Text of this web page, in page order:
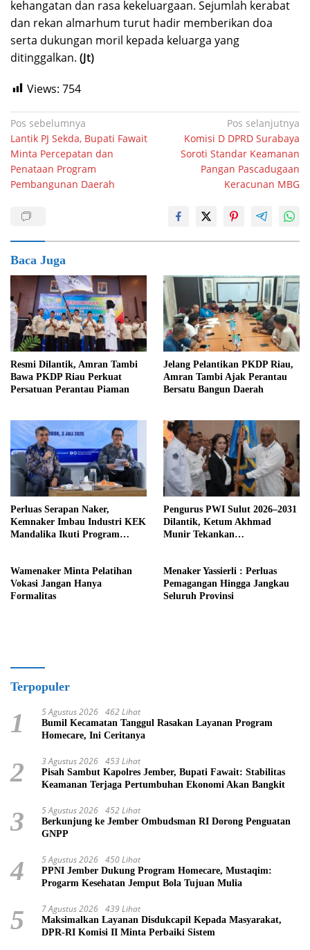
kehangatan dan rasa kekeluargaan. Sejumlah kerabat
dan rekan almarhum turut hadir memberikan doa
serta dukungan moril kepada keluarga yang
ditinggalkan. (Jt)
Views: 754
Navigasi
pos
Pos sebelumnya
Lantik PJ Sekda, Bupati Fawait
Minta Percepatan dan
Penataan Program
Pembangunan Daerah
Pos selanjutnya
Komisi D DPRD Surabaya
Soroti Standar Keamanan
Pangan Pascadugaan
Keracunan MBG
Baca Juga
Resmi Dilantik, Amran Tambi
Bawa PKDP Riau Perkuat
Persatuan Perantau Piaman
Jelang Pelantikan PKDP Riau,
Amran Tambi Ajak Perantau
Bersatu Bangun Daerah
Perluas Serapan Naker,
Kemnaker Imbau Industri KEK
Mandalika Ikuti Program
Pengurus PWI Sulut 2026–2031
Dilantik, Ketum Akhmad
Munir Tekankan
Wamenaker Minta Pelatihan
Vokasi Jangan Hanya
Formalitas
Menaker Yassierli : Perluas
Pemagangan Hingga Jangkau
Seluruh Provinsi
Terpopuler
1 5 Agustus 2026 462 Lihat
Bumil Kecamatan Tanggul Rasakan Layanan Program
Homecare, Ini Ceritanya
2 3 Agustus 2026 453 Lihat
Pisah Sambut Kapolres Jember, Bupati Fawait: Stabilitas
Keamanan Terjaga Pertumbuhan Ekonomi Akan Bangkit
3 5 Agustus 2026 452 Lihat
Berkunjung ke Jember Ombudsman RI Dorong Penguatan
GNPP
4 5 Agustus 2026 450 Lihat
PPNI Jember Dukung Program Homecare, Mustaqim:
Progarm Kesehatan Jemput Bola Tujuan Mulia
5 7 Agustus 2026 439 Lihat
Maksimalkan Layanan Disdukcapil Kepada Masyarakat,
DPR-RI Komisi II Minta Perbaiki Sistem